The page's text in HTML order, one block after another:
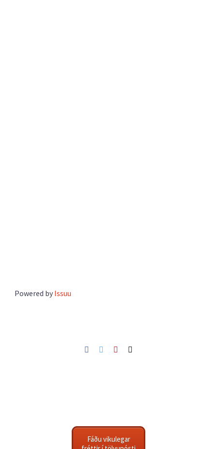
Powered by Issuu
Facebook
TwitterPinterest
Fáðu vikulegar